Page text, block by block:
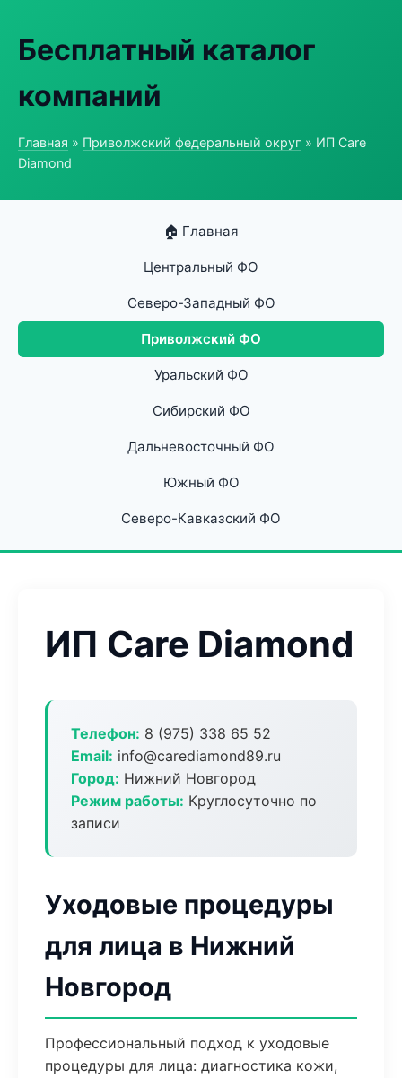
Бесплатный каталог
компаний
Главная » Приволжский федеральный округ » ИП Care
Diamond
🏠 Главная
Центральный ФО
Северо-Западный ФО
Приволжский ФО
Уральский ФО
Сибирский ФО
Дальневосточный ФО
Южный ФО
Северо-Кавказский ФО
ИП Care Diamond
Телефон: 8 (975) 338 65 52
Email: info@carediamond89.ru
Город: Нижний Новгород
Режим работы: Круглосуточно по
записи
Уходовые процедуры
для лица в Нижний
Новгород
Профессиональный подход к уходовые
процедуры для лица: диагностика кожи,